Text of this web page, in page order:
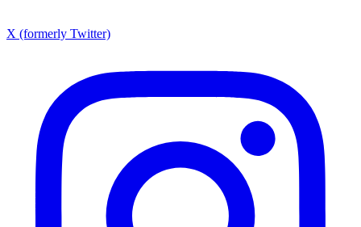
X (formerly Twitter)